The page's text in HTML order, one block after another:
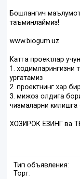
Бошлангич
таъминлаймиз!
www.biogum.uz
Катта проектлар учун
1. ходимларингизни
ургатамиз
2. проектнинг хар
3. мижоз олдига
чизмаларни
ХОЗИРОК ЁЗИНГ ва
Тип объявления:
Торг: